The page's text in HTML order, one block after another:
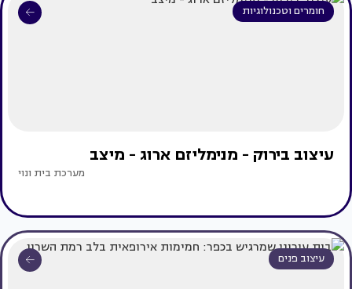
חומרים וטכנולוגיות
עיצוב בירוק - מנימליזם ארוג - מיצב
מערכת בית ונוי
עיצוב פנים